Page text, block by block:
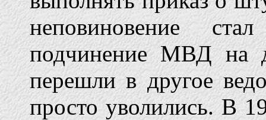
неповиновение
подчинение МВД на
перешли в другое
просто уволились. В